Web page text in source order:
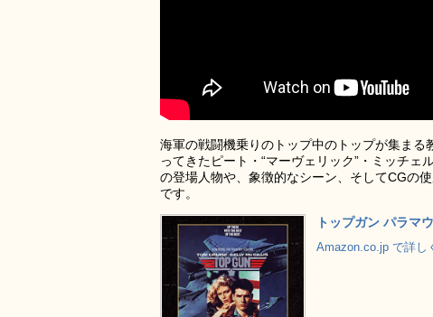
海軍の戦闘機乗りのトップ中のトップが集ま
ってきたピート・“マーヴェリック”・ミッチ
の登場人物や、象徴的なシーン、そしてCGの
です。
トップガン パラマ
Amazon.co.jp で詳し